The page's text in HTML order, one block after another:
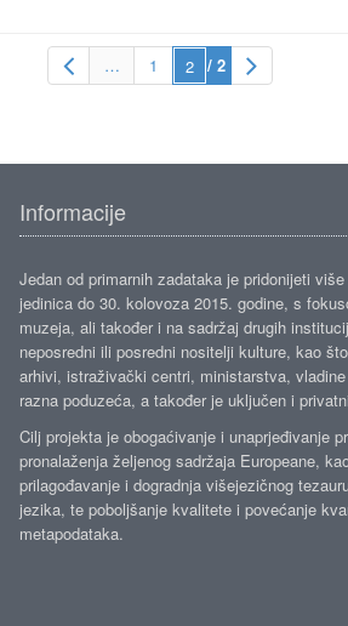
… 1 / 2
Informacije
Jedan od primarnih zadataka je pridonijeti
jedinica do 30. kolovoza 2015. godine, s
muzeja, ali također i na sadržaj drugih
neposredni ili posredni nositelji kulture, kao
arhivi, istraživački centri, ministarstva,
razna poduzeća, a također je uključen i
Cilj projekta je obogaćivanje i unaprjeđivanje
pronalaženja željenog sadržaja Europeane,
prilagođavanje i dogradnja višejezičnog
jezika, te poboljšanje kvalitete i povećanje
metapodataka.